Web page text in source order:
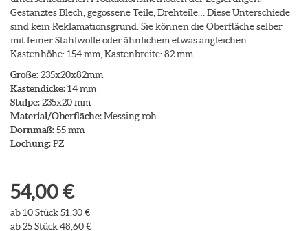
Gestanztes Blech, gegossene Teile, Drehteile… Diese Unterschiede
sind kein Reklamationsgrund. Sie können die Oberfläche selber
mit feiner Stahlwolle oder ähnlichem etwas angleichen.
Kastenhöhe: 154 mm, Kastenbreite: 82 mm
Größe:235x20x82mm
Kastendicke:14 mm
Stulpe:235x20 mm
Material/Oberfläche:Messing roh
Dornmaß:55 mm
Lochung:PZ
54,00 €
ab 10 Stück 51,30 €
ab 25 Stück 48,60 €